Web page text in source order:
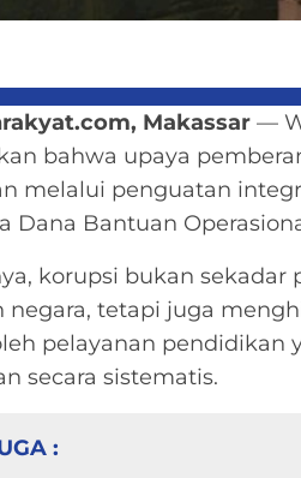
Makassar —
bahwa upaya
melalui penguatan
Dana Bantuan
korupsi bukan
negara, tetapi juga
pelayanan pendidikan
secara sistematis.
: